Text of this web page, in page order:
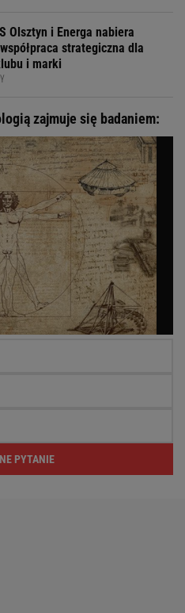
Olsztyn i Energa nabiera
strategiczna dla
i marki
zajmuje się badaniem:
PYTANIE